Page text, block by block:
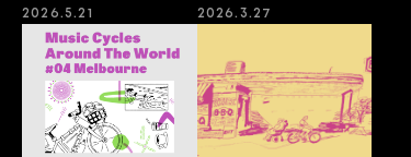
2026.5.21 2026.3.27